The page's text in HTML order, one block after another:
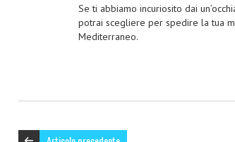
Se ti abbiamo incuriosito dai
potrai scegliere per spedire la tua
Mediterraneo.